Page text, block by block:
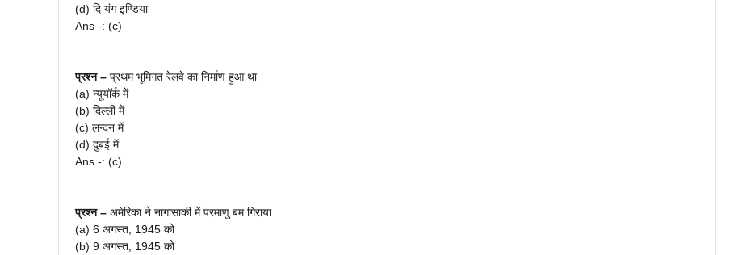
(d) दि यंग इण्डिया –
Ans -: (c)
प्रश्न – प्रथम भूमिगत रेलवे का निर्माण हुआ था
(a) न्यूयॉर्क में
(b) दिल्ली में
(c) लन्दन में
(d) दुबई में
Ans -: (c)
प्रश्न – अमेरिका ने नागासाकी में परमाणु बम गिराया
(a) 6 अगस्त, 1945 को
(b) 9 अगस्त, 1945 को